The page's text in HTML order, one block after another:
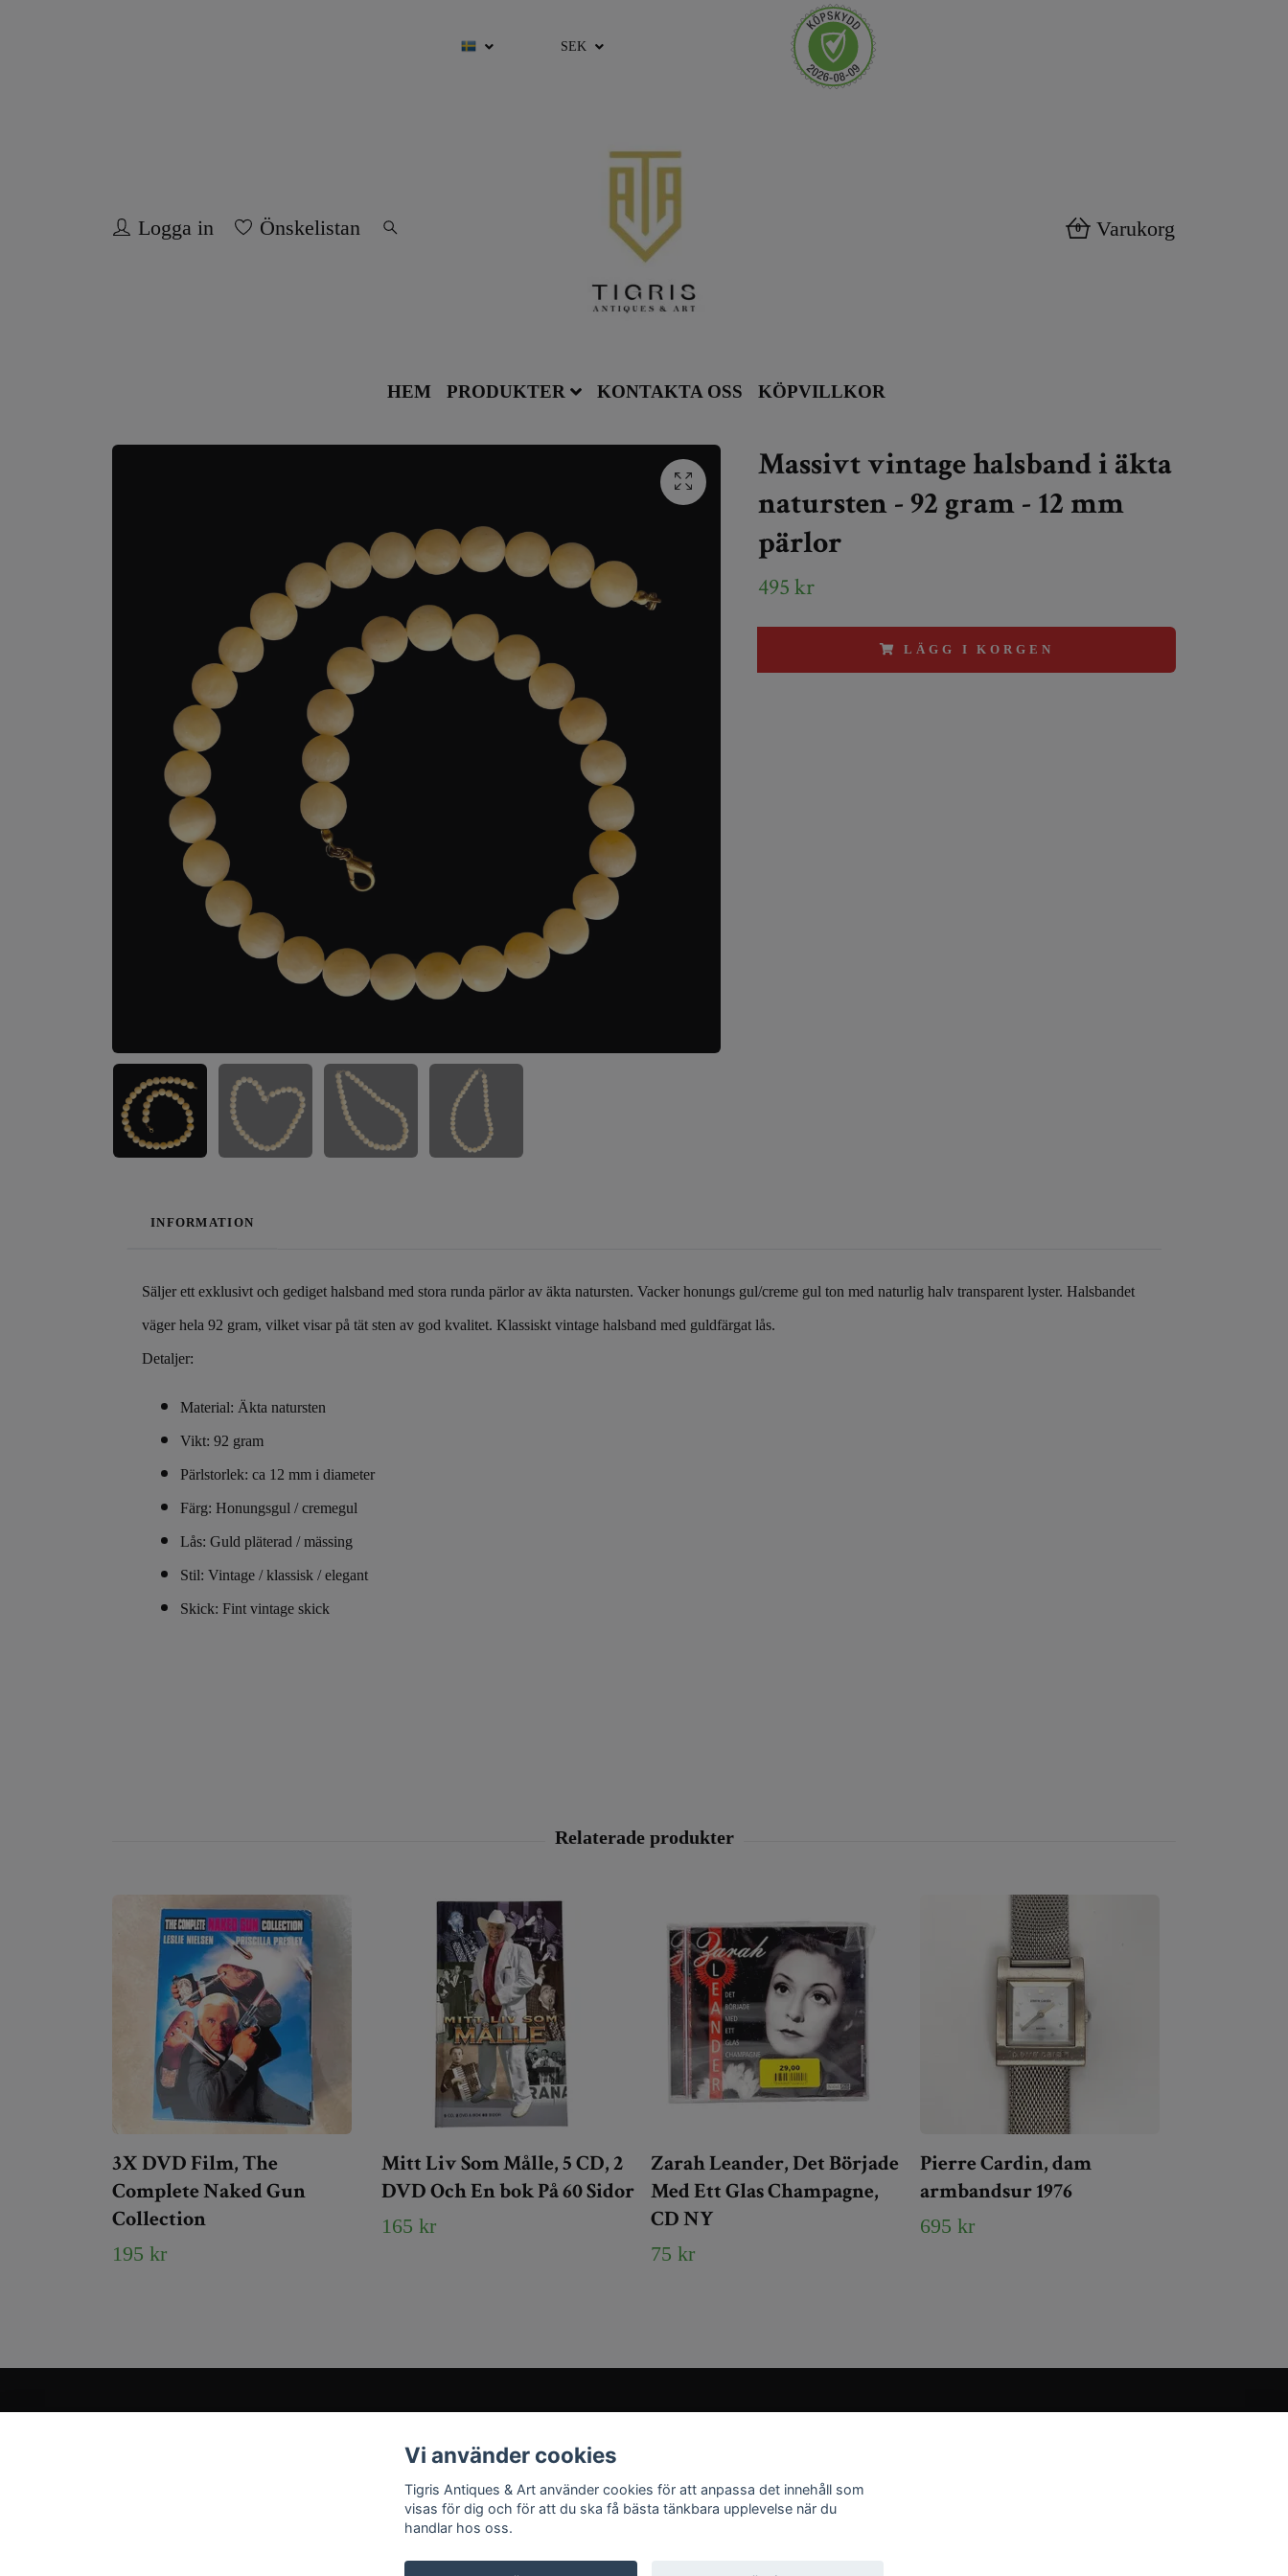
SEK
Logga in Önskelistan 0 Varukorg
HEM PRODUKTER KONTAKTA OSS KÖPVILLKOR
Massivt vintage halsband i äkta
natursten - 92 gram - 12 mm
pärlor
495 kr
LÄGG I KORGEN
INFORMATION
Säljer ett exklusivt och gediget halsband med stora runda pärlor av äkta natursten. Vacker honungs gul/creme gul ton med naturlig halv transparent lyster. Halsbandet
väger hela 92 gram, vilket visar på tät sten av god kvalitet. Klassiskt vintage halsband med guldfärgat lås.
Detaljer:
Material: Äkta natursten
Vikt: 92 gram
Pärlstorlek: ca 12 mm i diameter
Färg: Honungsgul / cremegul
Lås: Guld pläterad / mässing
Stil: Vintage / klassisk / elegant
Skick: Fint vintage skick
3X DVD Film, The
Complete Naked Gun
Collection
195 kr
Mitt Liv Som Målle, 5 CD, 2
DVD Och En bok På 60 Sidor
165 kr
Zarah Leander, Det Började
Med Ett Glas Champagne,
CD NY
75 kr
Pierre Cardin, dam
armbandsur 1976
695 kr
Info@tigrisantiques.com
YouTube
Vi använder cookies
Tigris Antiques & Art använder cookies för att anpassa det innehåll som
visas för dig och för att du ska få bästa tänkbara upplevelse när du
handlar hos oss.